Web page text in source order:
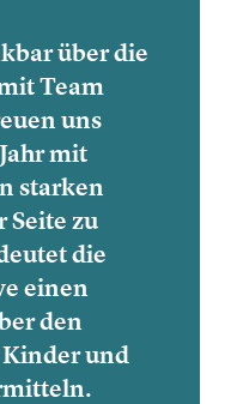
über die
Team
uns
mit
starken
Seite zu
die
einen
den
und